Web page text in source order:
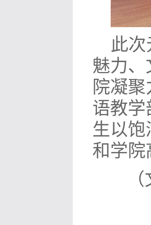
此次
魅力
院凝
语教学
生以
和学院